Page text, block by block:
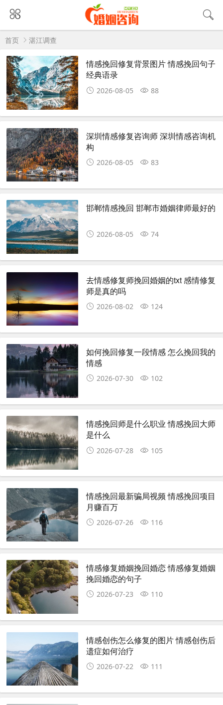
首页 湛江调查
情感挽回修复背景图片 情感挽回句子
经典语录
2026-08-05 88
深圳情感修复咨询师 深圳情感咨询机
构
2026-08-05 83
邯郸情感挽回 邯郸市婚姻律师最好的
2026-08-05 74
去情感修复师挽回婚姻的txt 感情修复
师是真的吗
2026-08-02 124
如何挽回修复一段情感 怎么挽回我的
情感
2026-07-30 102
情感挽回师是什么职业 情感挽回大师
是什么
2026-07-28 105
情感挽回最新骗局视频 情感挽回项目
月赚百万
2026-07-26 116
情感修复婚姻挽回婚恋 情感修复婚姻
挽回婚恋的句子
2026-07-23 110
情感创伤怎么修复的图片 情感创伤后
遗症如何治疗
2026-07-22 111